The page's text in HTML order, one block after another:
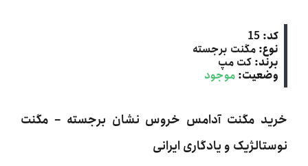
کد: 15
نوع: مگنت برجسته
برند: کت‌ مپ
وضعیت: موجود
خرید مگنت آدامس خروس نشان برجسته – مگنت
نوستالژیک و یادگاری ایرانی